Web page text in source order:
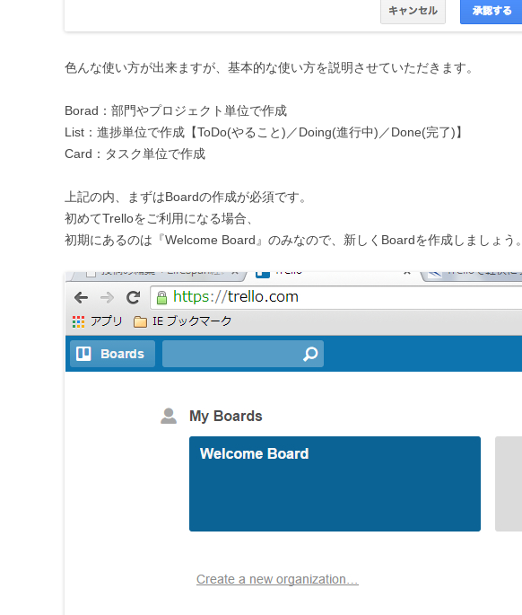
色んな使い方が出来ますが、基本的な使い方を説明させていただきます。
Borad：部門やプロジェクト単位で作成
List：進捗単位で作成【ToDo(やること)／Doing(進行中)／Done(完了)】
Card：タスク単位で作成
上記の内、まずはBoardの作成が必須です。
初めてTrelloをご利用になる場合、
初期にあるのは『Welcome Board』のみなので、新しくBoardを作成しましょう。